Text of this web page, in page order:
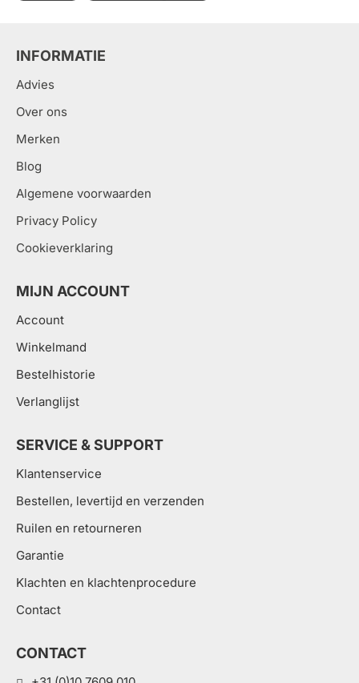
INFORMATIE
Advies
Over ons
Merken
Blog
Algemene voorwaarden
Privacy Policy
Cookieverklaring
MIJN ACCOUNT
Account
Winkelmand
Bestelhistorie
Verlanglijst
SERVICE & SUPPORT
Klantenservice
Bestellen, levertijd en verzenden
Ruilen en retourneren
Garantie
Klachten en klachtenprocedure
Contact
CONTACT